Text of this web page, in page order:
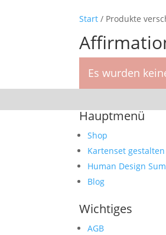
Start / Produkte
Es wurden
Hauptmenü
Shop
Kartenset gestalten
Human Design
Blog
Wichtiges
AGB